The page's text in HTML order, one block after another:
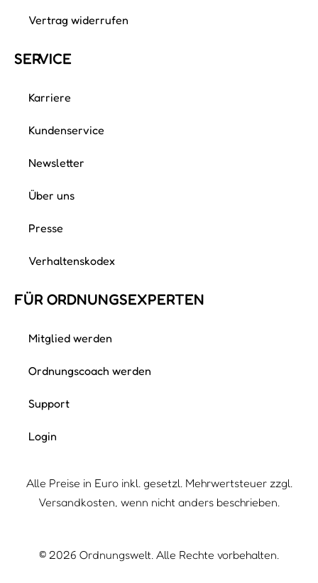
Vertrag widerrufen
SERVICE
Karriere
Kundenservice
Newsletter
Über uns
Presse
Verhaltenskodex
FÜR ORDNUNGS­EXPERTEN
Mitglied werden
Ordnungscoach werden
Support
Login
Alle Preise in Euro inkl. gesetzl. Mehrwertsteuer zzgl.
Versandkosten, wenn nicht anders beschrieben.
© 2026 Ordnungswelt. Alle Rechte vorbehalten.